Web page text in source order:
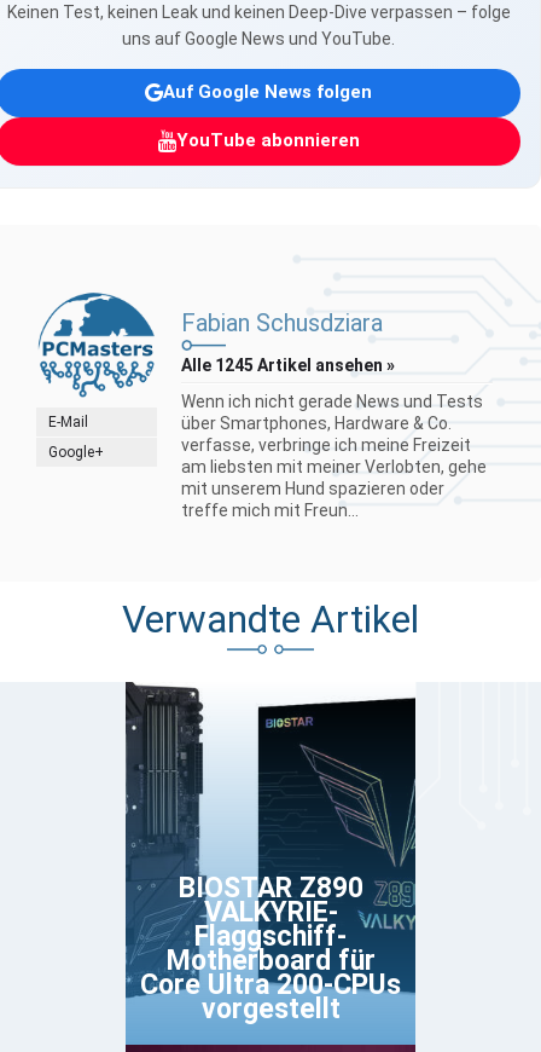
Keinen Test, keinen Leak und keinen Deep-Dive verpassen – folge
uns auf Google News und YouTube.
Auf Google News folgen
YouTube abonnieren
E-Mail
Google+
Fabian Schusdziara
Alle 1245 Artikel ansehen »
Wenn ich nicht gerade News und Tests
über Smartphones, Hardware & Co.
verfasse, verbringe ich meine Freizeit
am liebsten mit meiner Verlobten, gehe
mit unserem Hund spazieren oder
treffe mich mit Freun...
Verwandte Artikel
BIOSTAR Z890
VALKYRIE-
Flaggschiff-
Motherboard für
Core Ultra 200-CPUs
vorgestellt